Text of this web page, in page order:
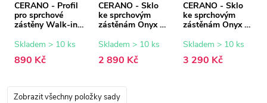
CERANO - Profil
pro sprchové
zástěny Walk-in
černá matná - 15
Skladem > 10 ks
890 Kč
CERANO - Sklo
ke sprchovým
zástěnám Onyx -
transparentní sklo
- 90x200 cm
Skladem > 10 ks
2 890 Kč
CERANO - Sklo
ke sprchovým
zástěnám Onyx -
transparentní sklo
- 100x200 cm
Skladem > 10 ks
3 290 Kč
Zobrazit všechny položky sady